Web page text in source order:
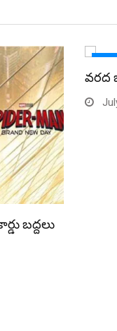
బద్దలు
వరద